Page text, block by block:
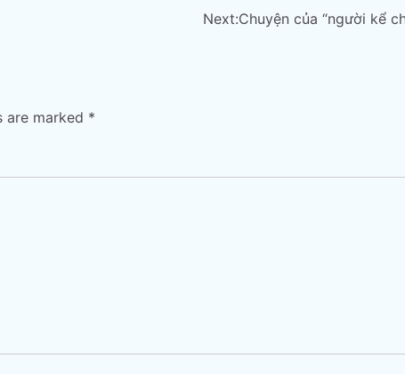
Next:Chuyện của “người kể
are marked *